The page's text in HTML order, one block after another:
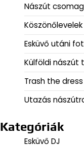
Nászút
Esküvő utáni
Külföldi nászút
Trash the
Utazás
Kategóriák
Esküvő DJ